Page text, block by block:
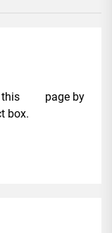
this page by
box.